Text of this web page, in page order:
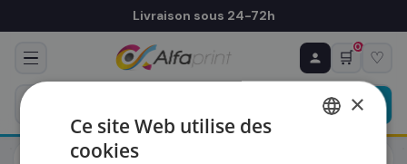
Livraison sous 24-72h
🛒
0
♡
Toners
Canon
♻ COMMANDE RÉCURRENTE
Prévoyez & économisez
Programmez votre prochain achat — notre équipe
vous prépare un devis personnalisé
×
Ce site Web utilise des
cookies